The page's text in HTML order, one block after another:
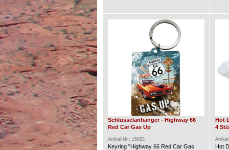
Schlüsselanhänger - Highway 66
Red Car Gas Up
Artikel-Nr.: 15083
Keyring "Highway 66 Red Car Gas
Hot
4
Hot